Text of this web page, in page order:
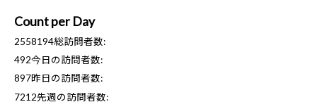
Count per Day
2558194総訪問者数:
492今日の訪問者数:
897昨日の訪問者数:
7212先週の訪問者数: